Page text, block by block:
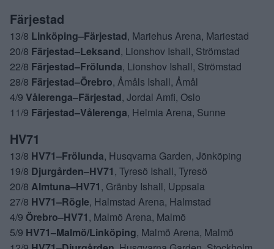
Färjestad
13/8 Linköping–Färjestad, Mariehus Arena, Mariestad
20/8 Färjestad–Leksand, Lionshov Ishall, Strömstad
22/8 Färjestad–Frölunda, Lionshov Ishall, Strömstad
28/8 Färjestad–Örebro, Åmåls Ishall, Åmål
4/9 Vålerenga–Färjestad, Jordal Amfi, Oslo
11/9 Färjestad–Vålerenga, Helmia Arena, Sunne
HV71
13/8 HV71–Frölunda, Husqvarna Garden, Jönköping
19/8 Djurgården–HV71, Tyresö Ishall, Tyresö
20/8 Almtuna–HV71, Gränby Ishall, Uppsala
27/8 HV71–Rögle, Halmstad Arena, Halmstad
4/9 Örebro–HV71, Malmö Arena, Malmö
5/9 HV71–Malmö/Linköping, Malmö Arena, Malmö